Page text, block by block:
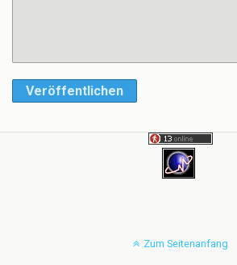
Veröffentlichen
Zum Seitenanfang